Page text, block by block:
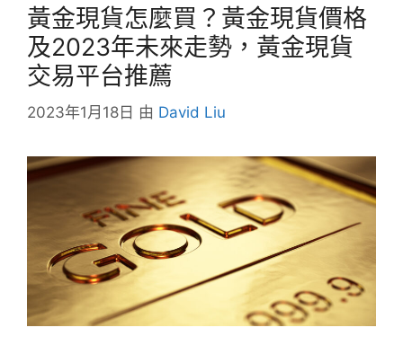
黃金現貨怎麼買？黃金現貨價格
及2023年未來走勢，黃金現貨
交易平台推薦
2023年1月18日 由 David Liu